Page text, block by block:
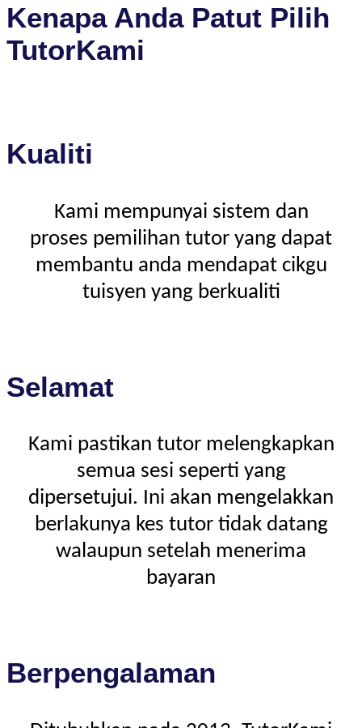
Kenapa Anda Patut Pilih
TutorKami
Kualiti
Kami mempunyai sistem dan
proses pemilihan tutor yang dapat
membantu anda mendapat cikgu
tuisyen yang berkualiti
Selamat
Kami pastikan tutor melengkapkan
semua sesi seperti yang
dipersetujui. Ini akan mengelakkan
berlakunya kes tutor tidak datang
walaupun setelah menerima
bayaran
Berpengalaman